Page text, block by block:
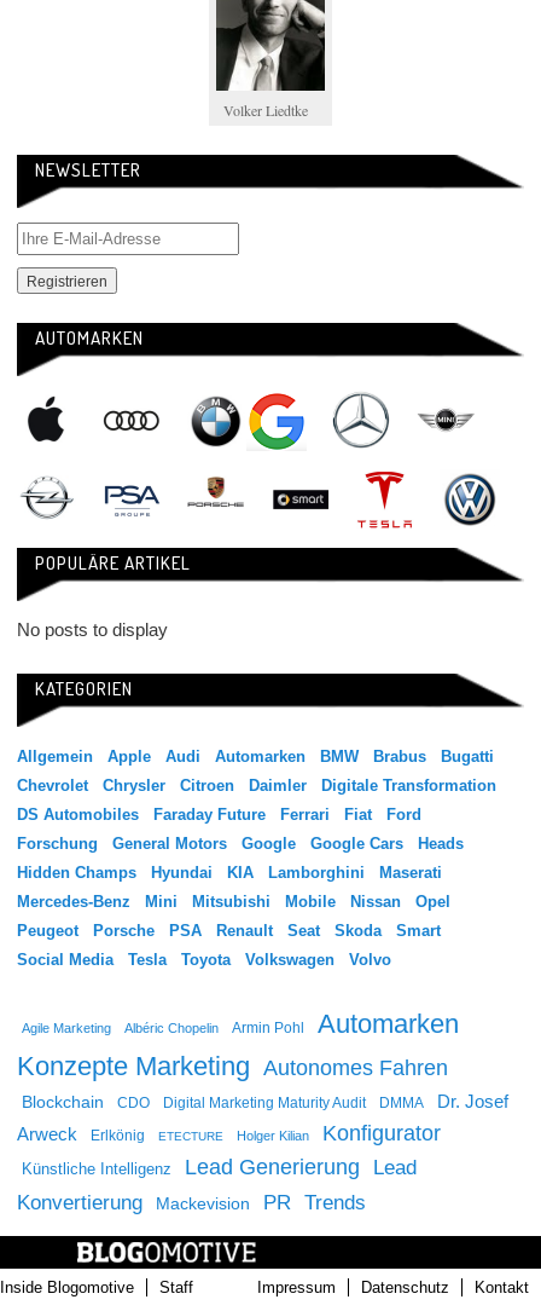
Volker Liedtke
NEWSLETTER
AUTOMARKEN
POPULÄRE ARTIKEL
No posts to display
KATEGORIEN
Allgemein Apple Audi Automarken BMW Brabus
Bugatti
Chevrolet
Chrysler Citroen Daimler
Digitale Transformation
DS Automobiles
Faraday Future Ferrari Fiat
Ford
Forschung
General Motors Google Google Cars
Heads
Hidden Champs
Hyundai KIA Lamborghini
Maserati
Mercedes-Benz
Mini Mitsubishi Mobile Nissan
Opel
Peugeot
Porsche PSA Renault Seat Skoda
Smart
Social Media
Tesla Toyota Volkswagen Volvo
Agile Marketing Albéric Chopelin Armin Pohl
Automarken
Konzepte Marketing Autonomes Fahren
Blockchain CDO Digital Marketing Maturity Audit DMMA
Dr. Josef
Arweck
Erlkönig ETECTURE Holger Kilian Konfigurator
Künstliche Intelligenz Lead Generierung
Lead
Konvertierung
Mackevision PR Trends
Inside Blogomotive Staff Impressum Datenschutz Kontakt